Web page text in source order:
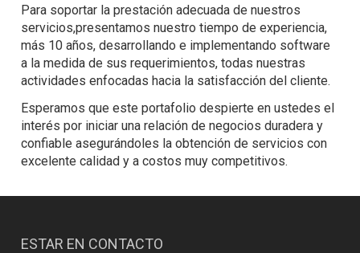
Para soportar la prestación adecuada de nuestros
servicios,presentamos nuestro tiempo de experiencia,
más 10 años, desarrollando e implementando software
a la medida de sus requerimientos, todas nuestras
actividades enfocadas hacia la satisfacción del cliente.
Esperamos que este portafolio despierte en ustedes el
interés por iniciar una relación de negocios duradera y
confiable asegurándoles la obtención de servicios con
excelente calidad y a costos muy competitivos.
ESTAR EN CONTACTO